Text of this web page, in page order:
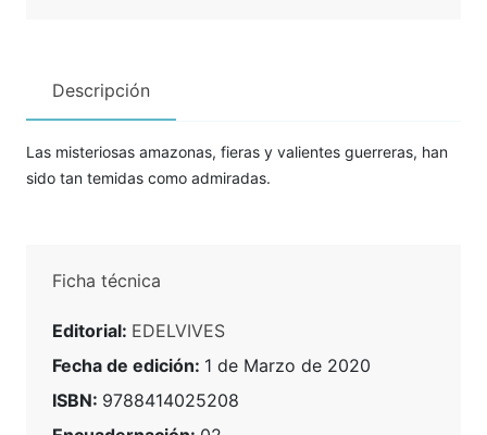
Descripción
Las misteriosas amazonas, fieras y valientes guerreras, han
sido tan temidas como admiradas.
Ficha técnica
Editorial: EDELVIVES
Fecha de edición: 1 de Marzo de 2020
ISBN: 9788414025208